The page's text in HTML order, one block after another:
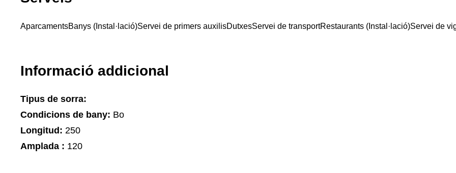
AparcamentsBanys (Instal·lació)Servei de primers auxilisDutxesServei de transportRestaurants (Instal·lació)Servei de
Informació addicional
Tipus de sorra:
Condicions de bany: Bo
Longitud: 250
Amplada : 120